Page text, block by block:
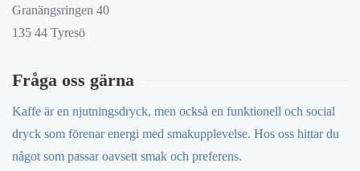
Granängsringen 40
135 44 Tyresö
Fråga oss gärna
Kaffe är en njutningsdryck, men också en funktionell och social
dryck som förenar energi med smakupplevelse. Hos oss hittar du
något som passar oavsett smak och preferens.